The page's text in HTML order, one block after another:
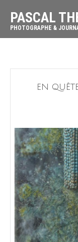
PASCAL
PHOTOGRAPHE &
EN